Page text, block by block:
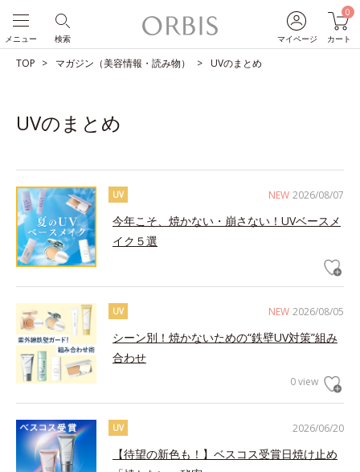
マイページ
0
カート
検索
メニュー
TOP マガジン（美容情報・読み物） UVのまとめ
UVのまとめ
NEW 2026/08/07
UV
今年こそ、焼かない・崩さない！UVベースメ
イク５選
NEW 2026/08/05
UV
シーン別！焼かないための“鉄壁UV対策”組み
合わせ
0 view
2026/06/20
UV
【待望の新色も！】ベスコス受賞日焼け止め